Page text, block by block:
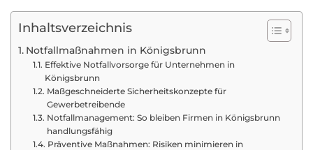
Inhaltsverzeichnis
Notfallmaßnahmen in Königsbrunn
Effektive Notfallvorsorge für Unternehmen in
Königsbrunn
Maßgeschneiderte Sicherheitskonzepte für
Gewerbetreibende
Notfallmanagement: So bleiben Firmen in Königsbrunn
handlungsfähig
Präventive Maßnahmen: Risiken minimieren in